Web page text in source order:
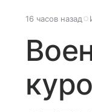
16 часов назад